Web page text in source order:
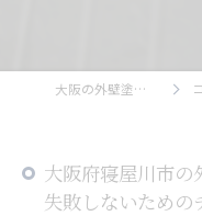
大阪の外壁塗装ならエンタープライズ コラム
大阪府寝屋川市の
失敗しないための